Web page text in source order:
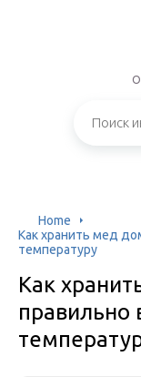
Home
Как хранить мед
температуру
Как
правильно